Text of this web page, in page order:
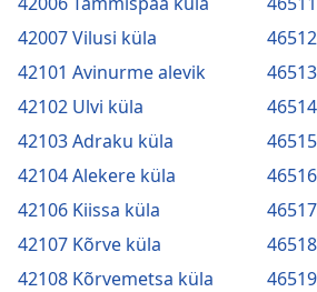
42007 Vilusi küla
42101 Avinurme alevik
42102 Ulvi küla
42103 Adraku küla
42104 Alekere küla
42106 Kiissa küla
42107 Kõrve küla
42108 Kõrvemetsa küla